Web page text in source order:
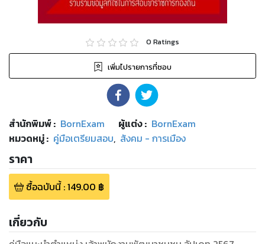
0 Ratings
เพิ่มไปรายการที่ชอบ
สำนักพิมพ์: BornExam ผู้แต่ง : BornExam
หมวดหมู่: คู่มือเตรียมสอบ, สังคม - การเมือง
ราคา
ซื้อฉบับนี้:149.00 ฿
เกี่ยวกับ